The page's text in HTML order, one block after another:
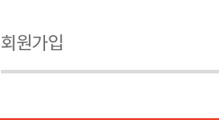
회원가입